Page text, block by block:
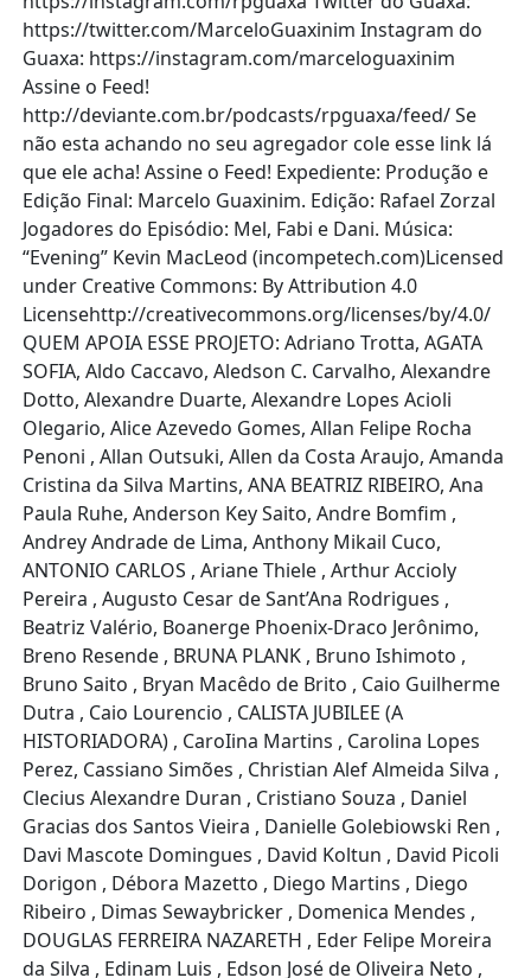
https://twitter.com/MarceloGuaxinim Instagram do
Guaxa: https://instagram.com/marceloguaxinim
Assine o Feed!
http://deviante.com.br/podcasts/rpguaxa/feed/ Se
não esta achando no seu agregador cole esse link lá
que ele acha! Assine o Feed! Expediente: Produção e
Edição Final: Marcelo Guaxinim. Edição: Rafael Zorzal
Jogadores do Episódio: Mel, Fabi e Dani. Música:
“Evening” Kevin MacLeod (incompetech.com)Licensed
under Creative Commons: By Attribution 4.0
Licensehttp://creativecommons.org/licenses/by/4.0/
QUEM APOIA ESSE PROJETO: Adriano Trotta, AGATA
SOFIA, Aldo Caccavo, Aledson C. Carvalho, Alexandre
Dotto, Alexandre Duarte, Alexandre Lopes Acioli
Olegario, Alice Azevedo Gomes, Allan Felipe Rocha
Penoni , Allan Outsuki, Allen da Costa Araujo, Amanda
Cristina da Silva Martins, ANA BEATRIZ RIBEIRO, Ana
Paula Ruhe, Anderson Key Saito, Andre Bomfim ,
Andrey Andrade de Lima, Anthony Mikail Cuco,
ANTONIO CARLOS , Ariane Thiele , Arthur Accioly
Pereira , Augusto Cesar de Sant’Ana Rodrigues ,
Beatriz Valério, Boanerge Phoenix-Draco Jerônimo,
Breno Resende , BRUNA PLANK , Bruno Ishimoto ,
Bruno Saito , Bryan Macêdo de Brito , Caio Guilherme
Dutra , Caio Lourencio , CALISTA JUBILEE (A
HISTORIADORA) , CaroIina Martins , Carolina Lopes
Perez, Cassiano Simões , Christian Alef Almeida Silva ,
Clecius Alexandre Duran , Cristiano Souza , Daniel
Gracias dos Santos Vieira , Danielle Golebiowski Ren ,
Davi Mascote Domingues , David Koltun , David Picoli
Dorigon , Débora Mazetto , Diego Martins , Diego
Ribeiro , Dimas Sewaybricker , Domenica Mendes ,
DOUGLAS FERREIRA NAZARETH , Eder Felipe Moreira
da Silva , Edinam Luis , Edson José de Oliveira Neto ,